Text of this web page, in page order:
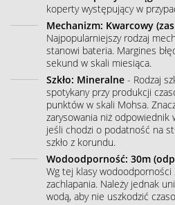
koperty występujący w
Mechanizm: Kwarcowy
Najpopularniejszy rodzaj
stanowi bateria. Margines
sekund w skali miesiąca.
Szkło: Mineralne - Rodzaj
spotykany przy produkcji
punktów w skali Mohsa.
zarysowania niż odpowiednik
jeśli chodzi o podatność na
szkło z korundu.
Wodoodporność: 30m
Wg tej klasy
zachlapania. Należy jednak
wodą, aby nie uszkodzić